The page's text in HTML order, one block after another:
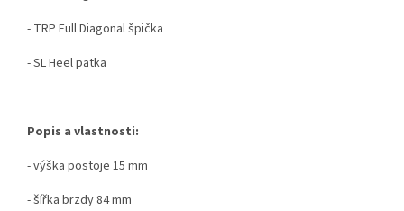
- TRP Full Diagonal špička
- SL Heel patka
Popis a vlastnosti:
- výška postoje 15 mm
- šířka brzdy 84 mm